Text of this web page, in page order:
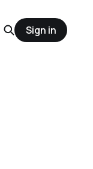
Sign in